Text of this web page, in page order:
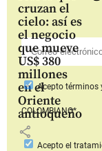
cruzan el
cielo: así es
el negocio
que mueve
US$ 380
millones
en el
Oriente
antioqueño
share
Aceptotérminos
COLOMBIANO*
Acepto el